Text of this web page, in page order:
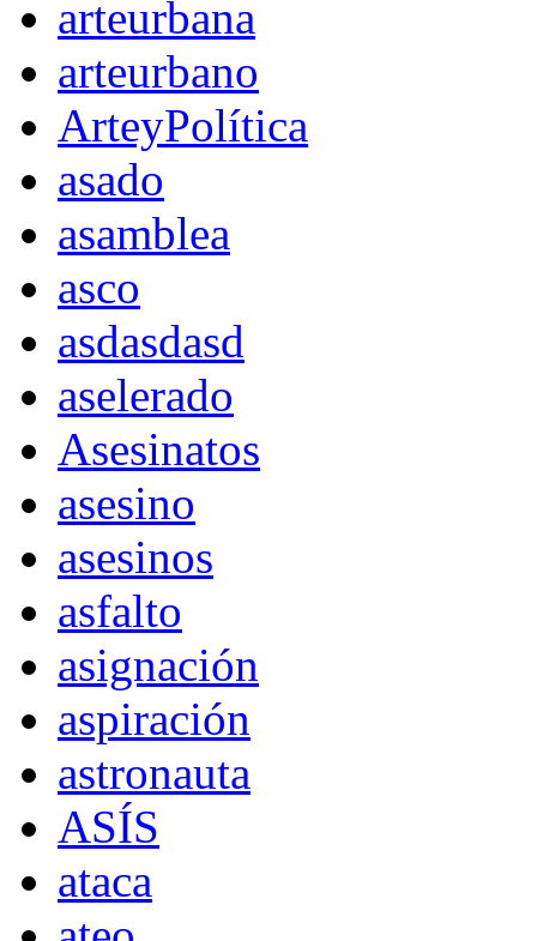
arteurbana
arteurbano
ArteyPolítica
asado
asamblea
asco
asdasdasd
aselerado
Asesinatos
asesino
asesinos
asfalto
asignación
aspiración
astronauta
ASÍS
ataca